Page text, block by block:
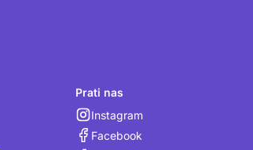
Prati nas
Instagram
Facebook